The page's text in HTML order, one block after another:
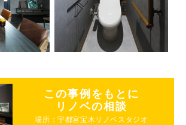
この事例をもとに
リノベの相談
場所：宇都宮宝木リノベスタジオ